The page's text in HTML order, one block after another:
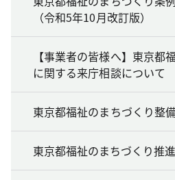
（令和5年10月改訂版）
【事業者の皆様へ】東京都
に関する来庁相談について
東京都福祉のまちづくり整
東京都福祉のまちづくり推